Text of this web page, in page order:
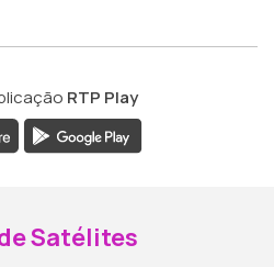
RTP Play
Satélites